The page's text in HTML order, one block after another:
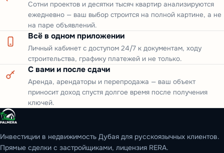
Сотни проектов и десятки тысяч квартир анализируются
ежедневно — ваш выбор строится на полной картине, а не
на паре объявлений.
Всё в одном приложении
Личный кабинет с доступом 24/7 к документам, ходу
строительства, графику платежей и не только.
С вами и после сдачи
Аренда, арендаторы и перепродажа — ваш объект
приносит доход спустя долгое время после получения
ключей.
Инвестиции в недвижимость Дубая для русскоязычных клиентов.
Прямые сделки с застройщиками, лицензия RERA.